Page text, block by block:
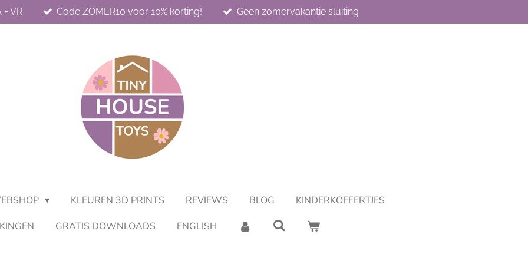
VR Code ZOMER10 voor 10% korting! Geen zomervakantie sluiting
KLEUREN 3D PRINTS REVIEWS BLOG
KINDERKOFFERTJES
GRATIS DOWNLOADS ENGLISH